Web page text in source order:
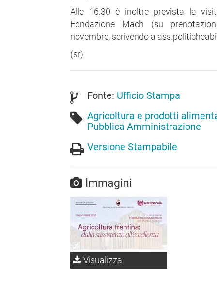
Alle 16.30 è inoltre prevista la
Fondazione Mach (su
novembre, scrivendo a
(sr)
Fonte: Ufficio Stampa
Agricoltura e prodotti
Pubblica Amministrazione
Versione Stampabile
Immagini
Visualizza